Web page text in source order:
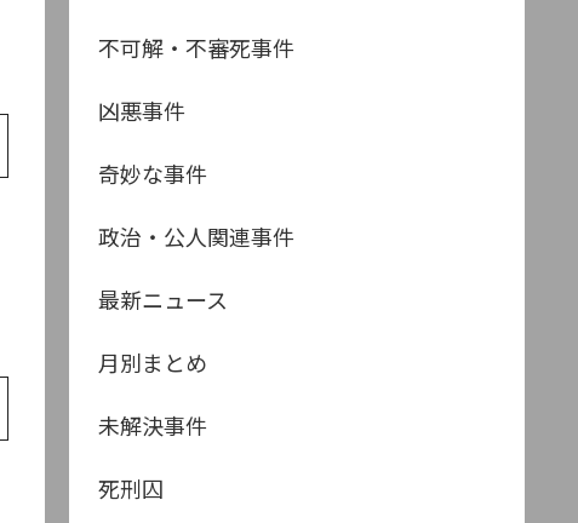
不可解・不審死事件
凶悪事件
奇妙な事件
政治・公人関連事件
最新ニュース
月別まとめ
未解決事件
死刑囚